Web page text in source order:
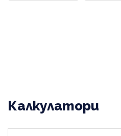
Калкулатори